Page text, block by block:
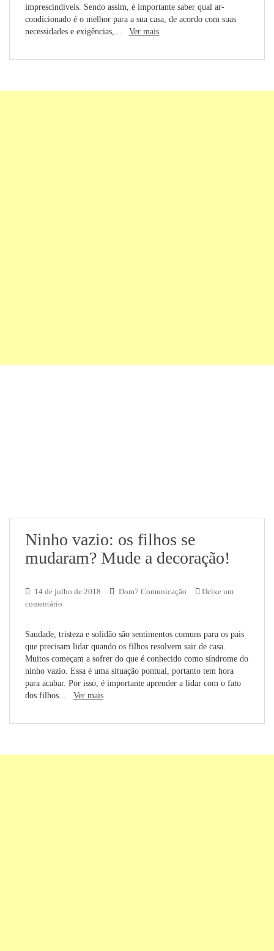
imprescindíveis. Sendo assim, é importante saber qual ar-
condicionado é o melhor para a sua casa, de acordo com suas
necessidades e exigências,... Ver mais
Ninho vazio: os filhos se
mudaram? Mude a decoração!
14 de julho de 2018 Dom7 Comunicação
Deixe um
comentário
Saudade, tristeza e solidão são sentimentos comuns para os pais
que precisam lidar quando os filhos resolvem sair de casa.
Muitos começam a sofrer do que é conhecido como síndrome do
ninho vazio. Essa é uma situação pontual, portanto tem hora
para acabar. Por isso, é importante aprender a lidar com o fato
dos filhos... Ver mais